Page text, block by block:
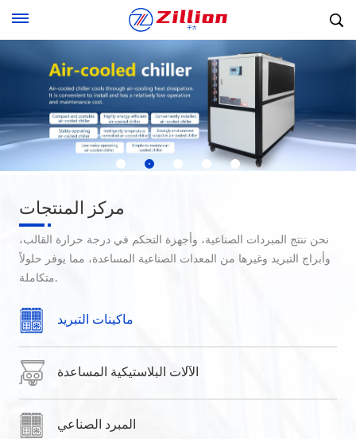
مركز المنتجات
نحن ننتج المبردات الصناعية، وأجهزة التحكم في درجة حرارة القالب،
وأبراج التبريد وغيرها من المعدات الصناعية المساعدة، مما يوفر حلولاً
متكاملة.
ماكينات التبريد
الآلات البلاستيكية المساعدة
المبرد الصناعي